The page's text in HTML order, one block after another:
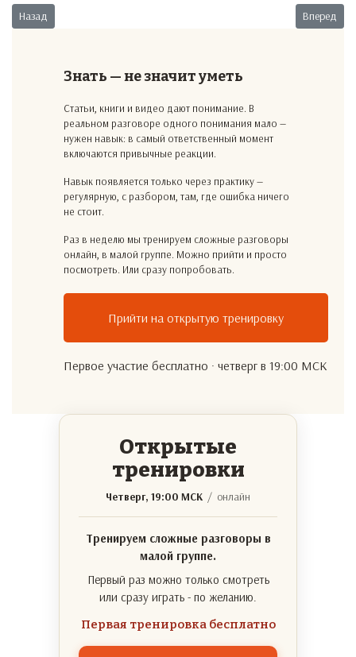
Предыдущий: Возраст
Назад Вперед
Знать — не значит уметь
Статьи, книги и видео дают понимание. В
реальном разговоре одного понимания мало —
нужен навык: в самый ответственный момент
включаются привычные реакции.
Навык появляется только через практику —
регулярную, с разбором, там, где ошибка ничего
не стоит.
Раз в неделю мы тренируем сложные разговоры
онлайн, в малой группе. Можно прийти и просто
посмотреть. Или сразу попробовать.
Прийти на открытую тренировку
Первое участие бесплатно · четверг в 19:00 МСК
Открытые
тренировки
Четверг, 19:00 МСК / онлайн
Тренируем сложные разговоры в
малой группе.
Первый раз можно только смотреть
или сразу играть - по желанию.
Первая тренировка бесплатно